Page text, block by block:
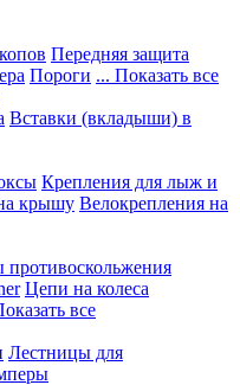
Передняя защита
Пороги ... Показать все
Вставки (вкладыши) в
Крепления для лыж и
крышу Велокрепления на
противоскольжения
Цепи на колеса
все
Лестницы для